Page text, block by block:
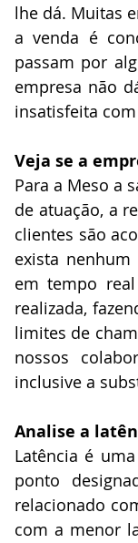
lhe dá. Muitas
a venda é
passam por
empresa não
insatisfeita
Veja se a
Para a Meso a
de atuação, a
clientes são
exista nenhum
em tempo
realizada,
limites de
nossos
inclusive a
Analise a
Latência é
ponto
relacionado
com a menor